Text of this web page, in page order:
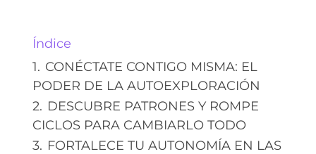
Índice
1. CONÉCTATE CONTIGO MISMA: EL
PODER DE LA AUTOEXPLORACIÓN
2. DESCUBRE PATRONES Y ROMPE
CICLOS PARA CAMBIARLO TODO
3. FORTALECE TU AUTONOMÍA EN LAS